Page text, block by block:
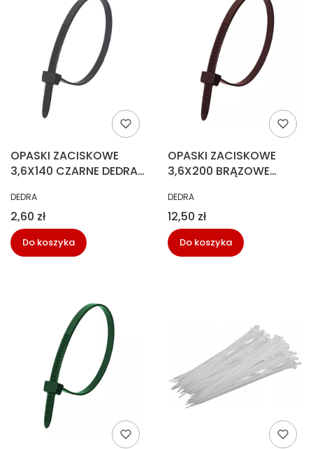
OPASKI ZACISKOWE
3,6X140 CZARNE DEDRA
PRODUCENT
DEDRA
Cena
2,60 zł
Do koszyka
OPASKI ZACISKOWE
3,6X200 BRĄZOWE
PRODUCENT
DEDRA
Cena
12,50 zł
Do koszyka